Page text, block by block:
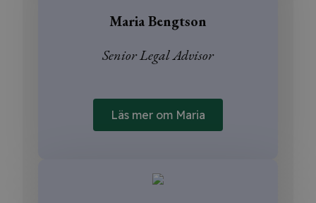
Maria Bengtson
Senior Legal Advisor
Läs mer om Maria